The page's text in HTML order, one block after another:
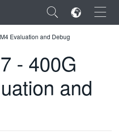
×
Evaluation and Debug
- 400G
and